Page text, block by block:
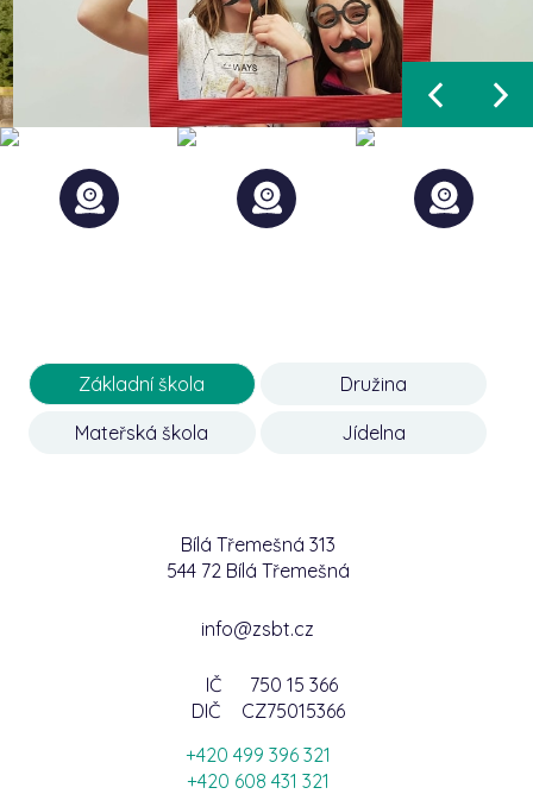
Základní škola Družina
Mateřská škola Jídelna
Bílá Třemešná 313
544 72 Bílá Třemešná
info@zsbt.cz
IČ
750 15 366
DIČ
CZ75015366
+420 499 396 321
+420 608 431 321